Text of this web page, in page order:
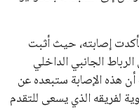
للاحتفاظ بمنصبه
لفترة رابعة، بعد أن حصل
على تأييد واسع من أكثر من 200 اتحاد وطني من أصل 211 في
في الانتخابات المقررة عام